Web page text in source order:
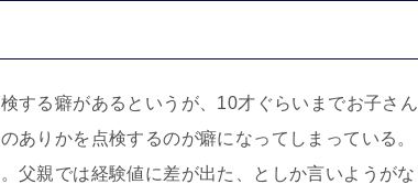
する癖があるというが、10才ぐらいまでお子さん
ありかを点検するのが癖になってしまっている。
父親では経験値に差が出た、としか言いようがな